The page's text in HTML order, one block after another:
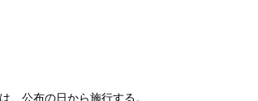
、公布の日から施行する。